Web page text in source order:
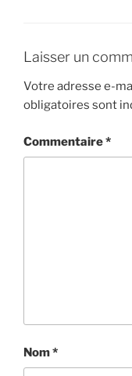
Laisser un
Votre adresse e-
obligatoires sont
Commentaire*
Nom*